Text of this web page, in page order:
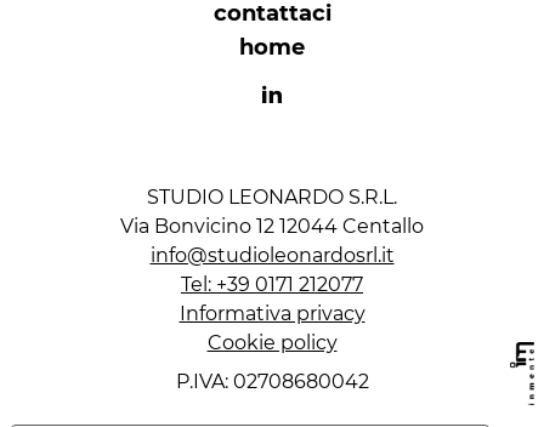
contattaci
home
STUDIO LEONARDO S.R.L.
Via Bonvicino 12 12044 Centallo
info@studioleonardosrl.it
Tel: +39 0171 212077
Informativa privacy
Cookie policy
P.IVA: 02708680042